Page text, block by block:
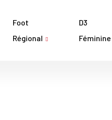
Foot
Régional
D3
Féminine